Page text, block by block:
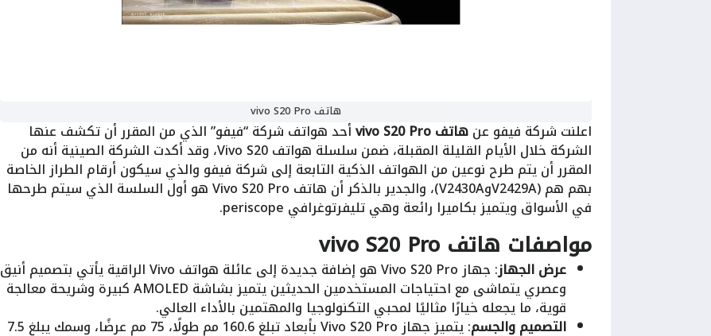
هاتف vivo S20 Pro
اعلنت شركة فيفو عنهاتف vivo S20 Pro أحد هواتف شركة “فيفو” الذي من المقرر أن تكشف عنها
الشركة خلال الأيام القليلة المقبلة، ضمن سلسلة هواتف Vivo S20، وقد أكدت الشركة الصينية أنه من
المقرر أن يتم طرح نوعين من الهواتف الذكية التابعة إلى شركة فيفو والذي سيكون أرقام الطراز الخاصة
بهم هم (V2429AوV2430A)، والجدير بالذكر أن هاتف Vivo S20 Pro هو أول السلسة الذي سيتم طرحها
في الأسواق ويتميز بكاميرا رائعة وهي تليفرتوغرافي periscope.
مواصفات هاتف vivo S20 Pro
عرض الجهاز : جهاز Vivo S20 Pro هو إضافة جديدة إلى عائلة هواتف Vivo الراقية يأتي بتصميم أنيق
وعصري يتماشى مع احتياجات المستخدمين الحديثين يتميز بشاشة AMOLED كبيرة وشريحة معالجة
قوية، ما يجعله خيارًا مثاليًا لمحبي التكنولوجيا والمهتمين بالأداء العالي.
التصميم والجسم : يتميز جهاز Vivo S20 Pro بأبعاد تبلغ 160.6 مم طولًا، 75 مم عرضًا، وسمك يبلغ 7.5